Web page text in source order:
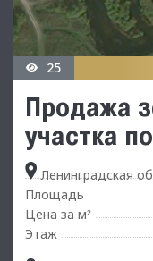
25
Продажа
участка
Ленинградская
Площадь
Цена за м²
Этаж